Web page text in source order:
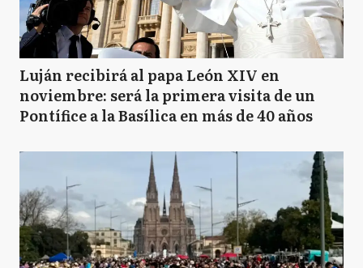
Luján recibirá al papa León XIV en
noviembre: será la primera visita de un
Pontífice a la Basílica en más de 40 años